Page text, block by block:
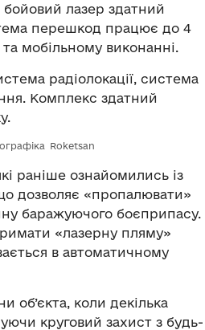
лазер здатний
перешкод працює до 4
мобільному виконанні.
радіолокації, система
Комплекс здатний
Roketsan
раніше ознайомились із
дозволяє «пропалювати»
баражуючого боєприпасу.
«лазерну пляму»
в автоматичному
об’єкта, коли декілька
круговий захист з будь-